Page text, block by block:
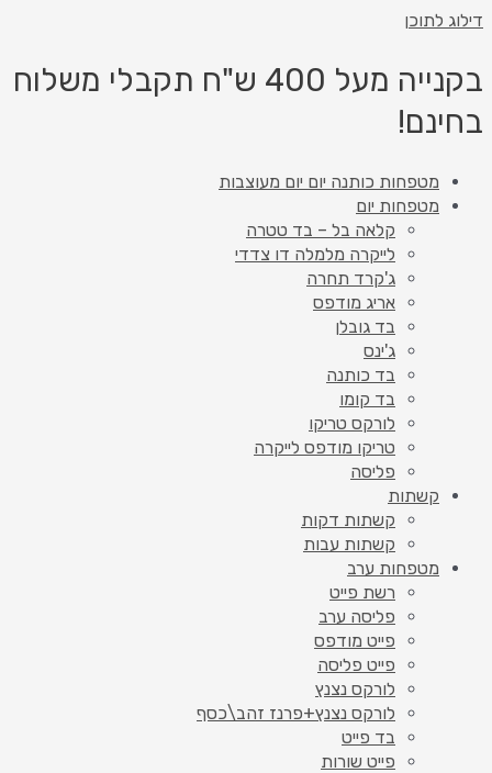
דילוג לתוכן
בקנייה מעל 400 ש"ח תקבלי משלוח
בחינם!
מטפחות כותנה יום יום מעוצבות
מטפחות יום
קלאה בל – בד טטרה
לייקרה מלמלה דו צדדי
ג'קרד תחרה
אריג מודפס
בד גובלן
ג'ינס
בד כותנה
בד קומו
לורקס טריקו
טריקו מודפס לייקרה
פליסה
קשתות
קשתות דקות
קשתות עבות
מטפחות ערב
רשת פייט
פליסה ערב
פייט מודפס
פייט פליסה
לורקס נצנץ
לורקס נצנץ+פרנז זהב\כסף
בד פייט
פייט שורות